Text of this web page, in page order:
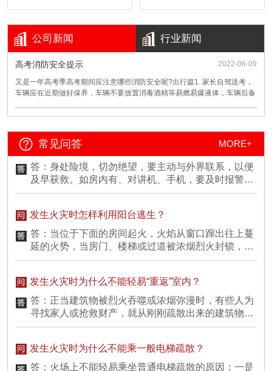
公司新闻 行业新闻
高考消防安全提示 2022-06-09
又是一年高考季高考期间应注意哪些消防安全呢?出行篇1. 家长自驾送考，
车辆应在近期做好保养，车辆不要放置消毒酒精等易燃易爆液体，车辆后备
出发前要检查好车况。2. 在考场周边，将车辆按规定有序停放到停车场，尽
公交出行时，一旦发生火灾车门无法正常开启，扳动位车门上部的应急开关
或利用车窗边的安全锤砸碎车窗(车窗的上侧边角，或玻璃上指定位置)，迅
速逃生。身上着火，可就地打滚，或用厚重衣物覆盖火苗，切不可带火乱跑
或用灭火器对人喷射。住宿篇1. 进入宾馆前，应先熟悉掌握疏散通道、安全
出口位置、方向，了解灭火器材摆放位置。2. 要时刻注意自己身边的家用电
器插线板，不要将插线板放置书桌、床头。切不可通宵不关电源开关，以免
离火场，不要搭乘电梯，切不可顾及贵重物品贪恋财物贻误了自救逃生时
温，呼救待援。5. 必须穿过烟火才能逃生时，应尽量用浸湿的衣物被裹住身
体，冲出火区，切不可迎烟雾直立行走，应用湿毛巾、手帕捂住口鼻，低位
停留在积水严重的低洼地带。3. 车辆被水淹没时，利用破窗工具把玻璃窗撬
开，进行逃生。4. 洪水来时，要迅速往制高点转移，不要冒险涉水游泳。愿
所有学子历尽千帆终能得偿所愿加油!查看详情
常见问答 MORE+
火场逃生有哪些方法？
答：一般来说，火场逃生的方法主要有：①利用登高
消防车，挂钩梯两节梯连用逃生；②利用建筑物通道
或建筑物内设施逃生；③自制器材逃生；④寻找避难
处所逃生；⑤互救逃生；⑥利用身边消防器材或其他
器材边灭火边逃生。
答：人的求生本能促使人一般总想向室外跑，这对低
层的、结构简单的建筑物还可以，但对高层的、结构
复杂的建筑物来讲，这种想法是不太现实的，因为身
处较高楼层或比较复杂结构的环境中，人们跑到室外
需要较长时间，所以会怠误逃生的时机。逃生时并非
跑得越快越好，而必须视火势与浓烟大小决定。火势
蔓延较慢，浓烟不多时，可以迅速逃离火海；火势不
大但烟却多时，则不应快跑，应弯身猫腰，压低姿
势，尽量接近地面或角落，慢慢移离火源。因为空气
稀少处，快速行动会加快呼吸，增加空气的需要量，
从而吸入毒气。
如果不幸在火灾逃生中摔伤了腿，跑不了怎么办？
答：身处险境，切勿绝望，要主动与外界联系，以便
及早获救。如房内有、对讲机、手机，要及时报警，
如没有这些通讯设备，白天可以挥动色彩鲜艳的旗子
警求援。在被烟气窒息失去自救能力时，应努力滚到
墙边也可防止房屋结构塌落砸伤自己。
发生火灾时怎样利用阳台逃生？
答：当位于下面的房间起火，火焰从窗口蹿出往上蔓
延的火势，当房门、楼梯或过道被浓烟烈火封锁，人
被围困在房间里无法逃生时，人们只要攀缘阳台边的
借助木板或竹竿等逃往邻居的阳台。能找到结实的绳
无法逃生，躲避到阳台上的人，也可赢得一些时间来
等待消防人员的救援。
发生火灾时为什么不能轻易“重返”室内？
答：正当建筑物被烈火吞噬或浓烟弥漫时，有些人为
寻找家人或抢救财产，就从刚刚疏散出来的建筑物
内，试图“重返”室内，这是非常危险的。因为这样做
你重返建筑物时，也许正遇上可燃物发生“轰燃”现
发生火灾时为什么不能乘一般电梯疏散？
答：火场上不能轻易乘坐普通电梯疏散的原因：一是